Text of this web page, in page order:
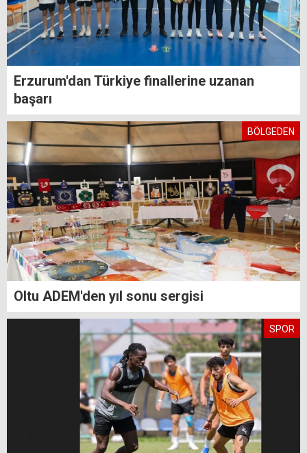
Erzurum'dan Türkiye finallerine uzanan
başarı
BÖLGEDEN
Oltu ADEM'den yıl sonu sergisi
SPOR